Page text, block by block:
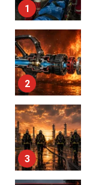
1
2
3